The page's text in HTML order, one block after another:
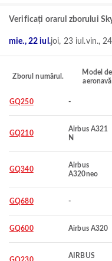
Verificați orarul zborului
mie., 22 iul.joi, 23 iul.vin.,
Zborul numărul.
Model de
aeronavă
GQ250 -
GQ210
Airbus A321
N
GQ340
Airbus
A320neo
GQ680 -
GQ600 Airbus A320
AIRBUS